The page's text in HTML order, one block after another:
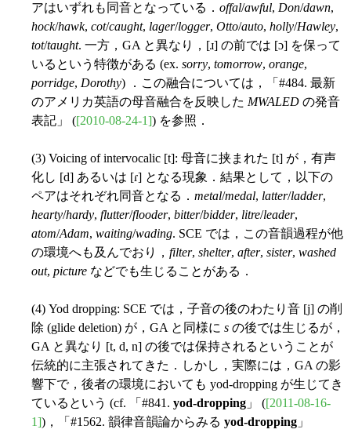
アはいずれも同音となっている． offal/awful, Don/dawn,
hock/hawk, cot/caught, lager/logger, Otto/auto, holly/Hawley,
tot/taught. 一方，GA と異なり，[ɹ] の前では [ɔ] を保って
いるという特徴がある (ex. sorry, tomorrow, orange,
porridge, Dorothy) ．この融合については，「#484. 最新
のアメリカ英語の母音融合を反映した MWALED の発音
表記」 ([2010-08-24-1]) を参照．
(3) Voicing of intervocalic [t]: 母音に挟まれた [t] が，有声
化し [d] あるいは [ɾ] となる現象．結果として，以下の
ペアはそれぞれ同音となる． metal/medal, latter/ladder,
hearty/hardy, flutter/flooder, bitter/bidder, litre/leader,
atom/Adam, waiting/wading. SCE では，この音韻過程が他
の環境へも及んでおり， filter, shelter, after, sister, washed
out, picture などでも生じることがある．
(4) Yod dropping: SCE では，子音の後のわたり音 [j] の削
除 (glide deletion) が，GA と同様に s の後では生じるが，
GA と異なり [t, d, n] の後では保持されるということが
伝統的に主張されてきた．しかし，実際には，GA の影
響下で，後者の環境においても yod-dropping が生じてき
ているという (cf. 「#841. yod-dropping 」 ([2011-08-16-
1])，「#1562. 韻律音韻論からみる yod-dropping 」